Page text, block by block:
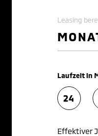
Leasing
Laufzeit in
24
Effektiver